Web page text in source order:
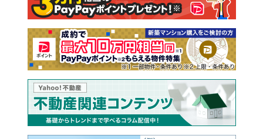
売却査定